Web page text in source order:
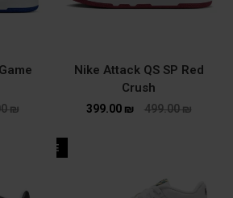
Nike Attack QS SP Red
Crush
499.00₪
399.00 ₪
₪
SALE